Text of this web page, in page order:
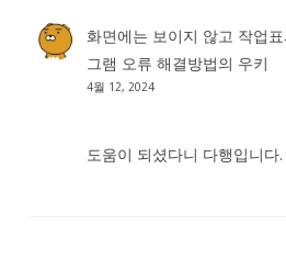
화면에는 보이지 않고 작업
그램 오류 해결방법의 우키
4월 12, 2024
도움이 되셨다니 다행입니다